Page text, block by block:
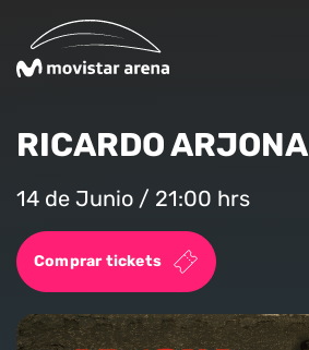
Cartelera
Arena Fans
Arena News
RICARDO ARJONA
14 de Junio / 21:00 hrs
Comprar tickets